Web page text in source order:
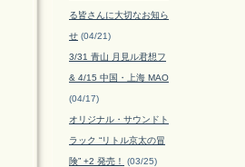
る皆さんに大切なお知ら
せ (04/21)
3/31 青山 月見ル君想フ
& 4/15 中国・上海 MAO
(04/17)
オリジナル・サウンドト
ラック “リトル京太の冒
険” +2 発売！ (03/25)